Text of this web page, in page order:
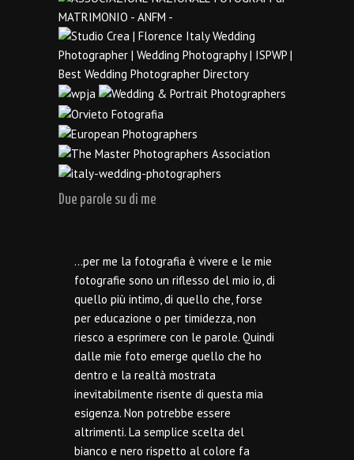
Due parole su di me
…per me la fotografia è vivere e le mie
fotografie sono un riflesso del mio io, di
quello più intimo, di quello che, forse
per educazione o per timidezza, non
riesco a esprimere con le parole. Quindi
dalle mie foto emerge quello che ho
dentro e la realtà mostrata
inevitabilmente risente di questa mia
esigenza. Non potrebbe essere
altrimenti. La semplice scelta del
bianco e nero rispetto al colore fa